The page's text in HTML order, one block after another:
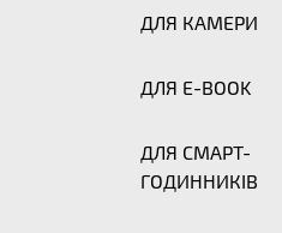
ДЛЯ КАМЕРИ
ДЛЯ E-BOOK
ДЛЯ СМАРТ-
ГОДИННИКІВ